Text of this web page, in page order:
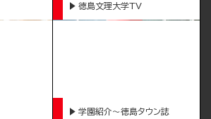
徳島文理大学TV
学園紹介～徳島タウン誌